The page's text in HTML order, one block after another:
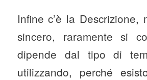
Infine c’è la Descrizione,
sincero, raramente si
dipende dal tipo di
utilizzando, perché